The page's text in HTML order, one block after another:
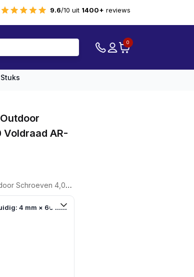
9.6/10 uit 1400+ reviews
0
AR-
Voldraad AR-Coating 1000 Stuks
4 mm × 60 mm